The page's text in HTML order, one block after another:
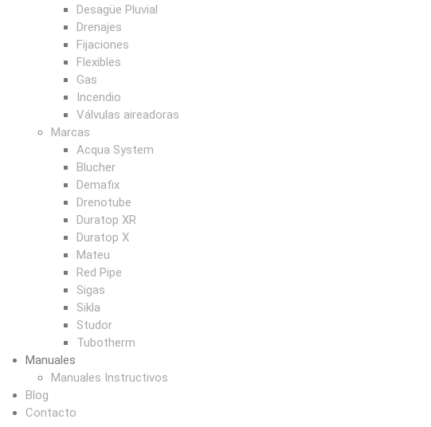
Desagüe Pluvial
Drenajes
Fijaciones
Flexibles
Gas
Incendio
Válvulas aireadoras
Marcas
Acqua System
Blucher
Demafix
Drenotube
Duratop XR
Duratop X
Mateu
Red Pipe
Sigas
Sikla
Studor
Tubotherm
Manuales
Manuales Instructivos
Blog
Contacto